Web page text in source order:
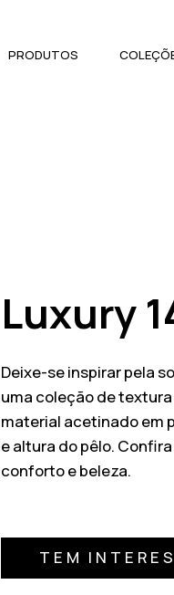
PRODUTOS
Luxury
Deixe-se inspirar pela
uma coleção de
material acetinado em
e altura do pêlo.
conforto e beleza.
TEM